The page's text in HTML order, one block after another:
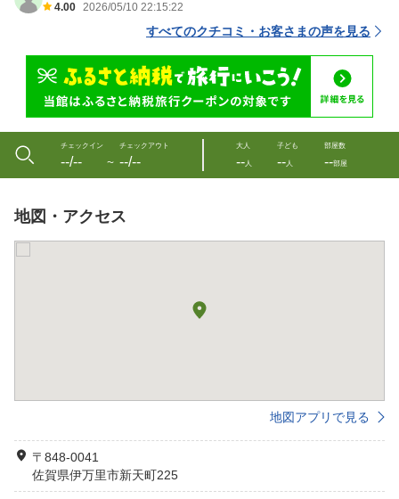
4.00 2026/05/10 22:15:22
すべてのクチコミ・お客さまの声を見る
チェックイン
--/-- 〜
チェックアウト
--/--
大人
--人
子ども
--人
部屋数
--部屋
地図・アクセス
地図アプリで見る
〒848-0041
佐賀県伊万里市新天町225